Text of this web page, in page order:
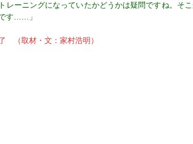
レーニングになっていたかどうかは疑問ですね。そ
す……」
（取材・文：家村浩明）